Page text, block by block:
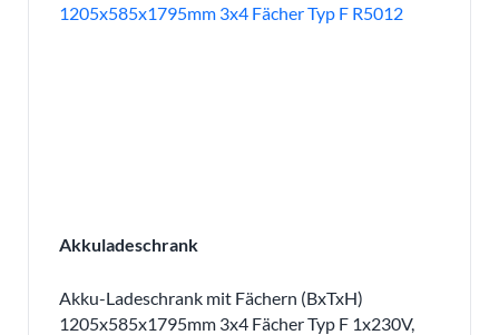
Akkuladeschrank
Akku-Ladeschrank mit Fächern (BxTxH)
1205x585x1795mm 3x4 Fächer Typ F 1x230V,